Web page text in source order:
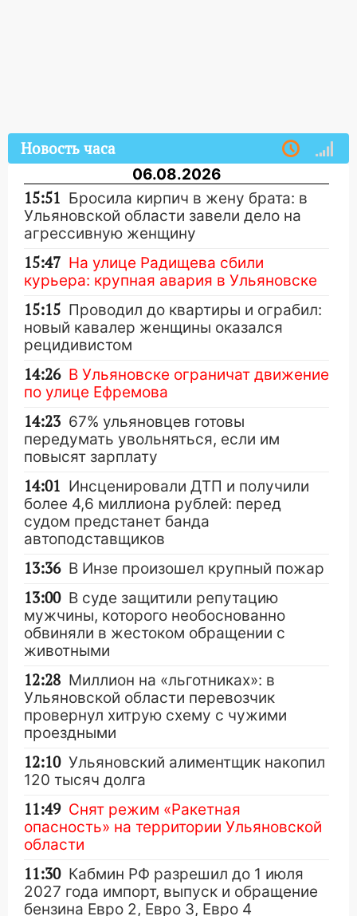
Новость часа
06.08.2026
15:51 Бросила кирпич в жену брата: в
Ульяновской области завели дело на
агрессивную женщину
15:47 На улице Радищева сбили
курьера: крупная авария в Ульяновске
15:15 Проводил до квартиры и ограбил:
новый кавалер женщины оказался
рецидивистом
14:26 В Ульяновске ограничат движение
по улице Ефремова
14:23 67% ульяновцев готовы
передумать увольняться, если им
повысят зарплату
14:01 Инсценировали ДТП и получили
более 4,6 миллиона рублей: перед
судом предстанет банда
автоподставщиков
13:36 В Инзе произошел крупный пожар
13:00 В суде защитили репутацию
мужчины, которого необоснованно
обвиняли в жестоком обращении с
животными
12:28 Миллион на «льготниках»: в
Ульяновской области перевозчик
провернул хитрую схему с чужими
проездными
12:10 Ульяновский алиментщик накопил
120 тысяч долга
11:49 Снят режим «Ракетная
опасность» на территории Ульяновской
области
11:30 Кабмин РФ разрешил до 1 июля
2027 года импорт, выпуск и обращение
бензина Евро 2, Евро 3, Евро 4